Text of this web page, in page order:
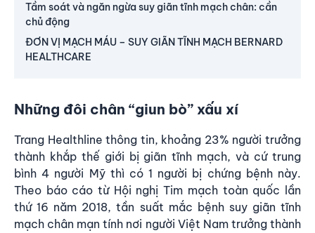
Tầm soát và ngăn ngừa suy giãn tĩnh mạch chân: cần
chủ động
ĐƠN VỊ MẠCH MÁU – SUY GIÃN TĨNH MẠCH BERNARD
HEALTHCARE
Những đôi chân “giun bò” xấu xí
Trang Healthline thông tin, khoảng 23% người trưởng
thành khắp thế giới bị giãn tĩnh mạch, và cứ trung
bình 4 người Mỹ thì có 1 người bị chứng bệnh này.
Theo báo cáo từ Hội nghị Tim mạch toàn quốc lần
thứ 16 năm 2018, tần suất mắc bệnh suy giãn tĩnh
mạch chân mạn tính nơi người Việt Nam trưởng thành